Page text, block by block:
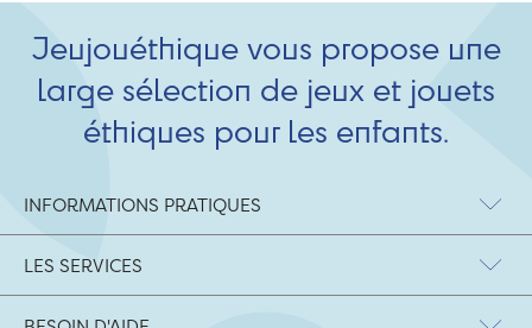
Jeujouéthique vous propose une
large sélection de jeux et jouets
éthiques pour les enfants.
INFORMATIONS PRATIQUES
LES SERVICES